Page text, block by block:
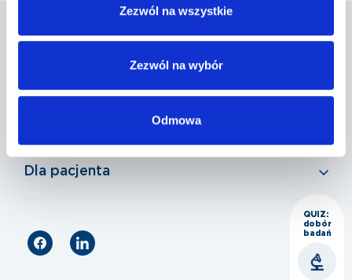
Zezwól na wszystkie
Zezwól na wybór
Odmowa
Penta Hospitals Polska
Dla pacjenta
QUIZ:
dobór
badań